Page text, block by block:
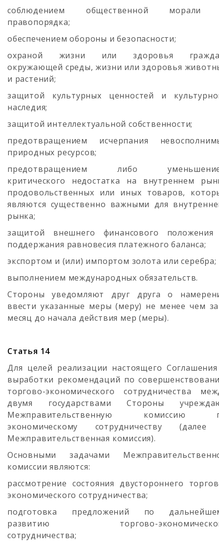
соблюдением общественной морали
правопорядка;
обеспечением обороны и безопасности;
охраной жизни или здоровья
окружающей среды, жизни или здоровья
и растений;
защитой культурных ценностей и
наследия;
защитой интеллектуальной собственности;
предотвращением исчерпания
природных ресурсов;
предотвращением либо
критического недостатка на внутреннем
продовольственных или иных товаров,
являются существенно важными для
рынка;
защитой внешнего финансового
поддержания равновесия платежного баланса;
экспортом и (или) импортом золота или серебра;
выполнением международных обязательств.
Стороны уведомляют друг друга о
ввести указанные меры (меру) не менее чем
месяц до начала действия мер (меры).
Статья 14
Для целей реализации настоящего
выработки рекомендаций по
торгово-экономического сотрудничества
двумя государствами Стороны
Межправительственную комиссию
экономическому сотрудничеству
Межправительственная комиссия).
Основными задачами
комиссии являются:
рассмотрение состояния двустороннего
экономического сотрудничества;
подготовка предложений по
развитию торгово-
сотрудничества;